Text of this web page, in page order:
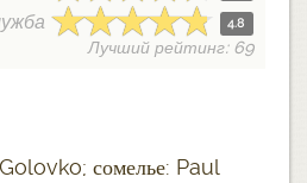
4.8
Лучший рейтинг: 69
сомелье: Paul